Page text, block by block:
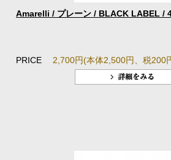
Amarelli / プレーン / BLACK LABEL /
PRICE 2,700円(本体2,500円、税200